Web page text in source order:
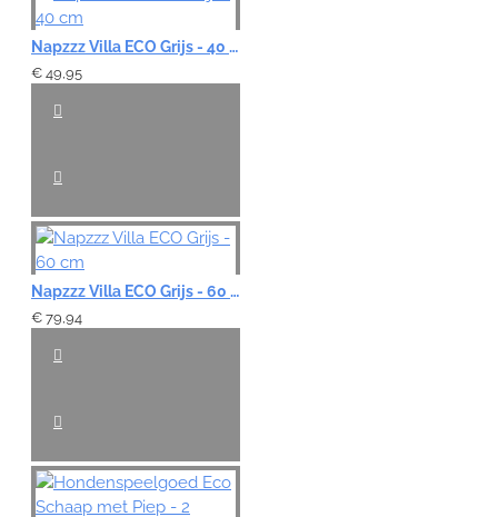
Napzzz Villa ECO Grijs - 40 cm
€ 49,95
Napzzz Villa ECO Grijs - 60 cm
€ 79,94